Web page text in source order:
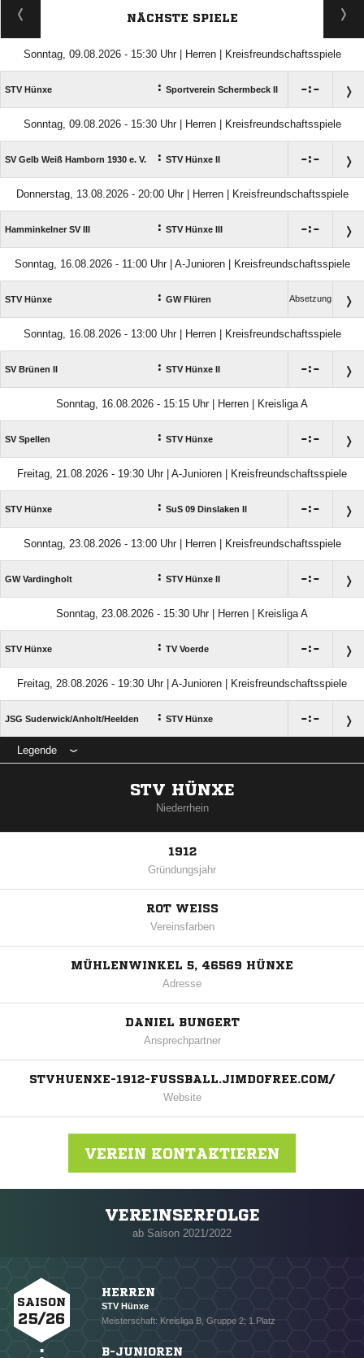
NÄCHSTE SPIELE
Sonntag, 09.08.2026 - 15:30 Uhr | Herren | Kreisfreundschaftsspiele
STV Hünxe : Sportverein Schermbeck II :
Sonntag, 09.08.2026 - 15:30 Uhr | Herren | Kreisfreundschaftsspiele
SV Gelb Weiß Hamborn 1930 e. V. : STV Hünxe II :
Donnerstag, 13.08.2026 - 20:00 Uhr | Herren | Kreisfreundschaftsspiele
Hamminkelner SV III : STV Hünxe III :
Sonntag, 16.08.2026 - 11:00 Uhr | A-Junioren | Kreisfreundschaftsspiele
STV Hünxe : GW Flüren Absetzung
Sonntag, 16.08.2026 - 13:00 Uhr | Herren | Kreisfreundschaftsspiele
SV Brünen II : STV Hünxe II :
Sonntag, 16.08.2026 - 15:15 Uhr | Herren | Kreisliga A
SV Spellen : STV Hünxe :
Freitag, 21.08.2026 - 19:30 Uhr | A-Junioren | Kreisfreundschaftsspiele
STV Hünxe : SuS 09 Dinslaken II :
Sonntag, 23.08.2026 - 13:00 Uhr | Herren | Kreisfreundschaftsspiele
GW Vardingholt : STV Hünxe II :
Sonntag, 23.08.2026 - 15:30 Uhr | Herren | Kreisliga A
STV Hünxe : TV Voerde :
Freitag, 28.08.2026 - 19:30 Uhr | A-Junioren | Kreisfreundschaftsspiele
JSG Suderwick/​Anholt/​Heelden : STV Hünxe :
Legende
STV HÜNXE
Niederrhein
1912
Gründungsjahr
ROT WEISS
Vereinsfarben
MÜHLENWINKEL 5, 46569 HÜNXE
Adresse
DANIEL BUNGERT
Ansprechpartner
STVHUENXE-1912-FUSSBALL.JIMDOFREE.COM/
Website
VEREIN KONTAKTIEREN
Nachricht an STV Hünxe
VEREINSERFOLGE
ab Saison 2021/2022
SAISON
25/26
HERREN
STV Hünxe
Meisterschaft: Kreisliga B, Gruppe 2; 1.Platz
B-JUNIOREN